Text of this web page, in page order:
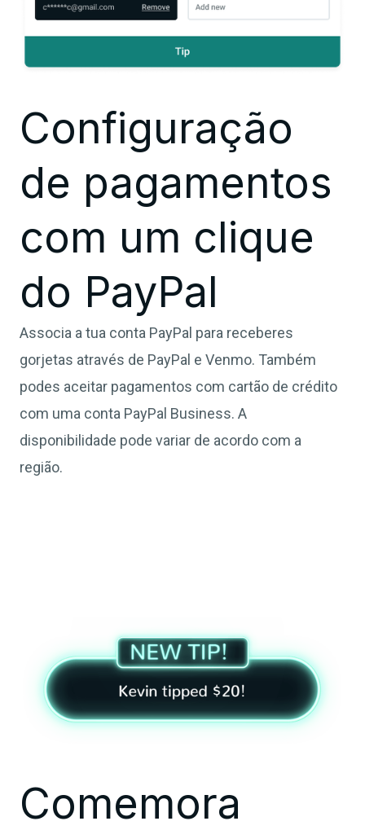
Configuração
de pagamentos
com um clique
do PayPal
Associa a tua conta PayPal para receberes
gorjetas através de PayPal e Venmo. Também
podes aceitar pagamentos com cartão de crédito
com uma conta PayPal Business. A
disponibilidade pode variar de acordo com a
região.
Comemora